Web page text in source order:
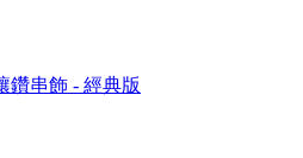
鑽串飾 - 經典版